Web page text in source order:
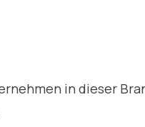
in dieser